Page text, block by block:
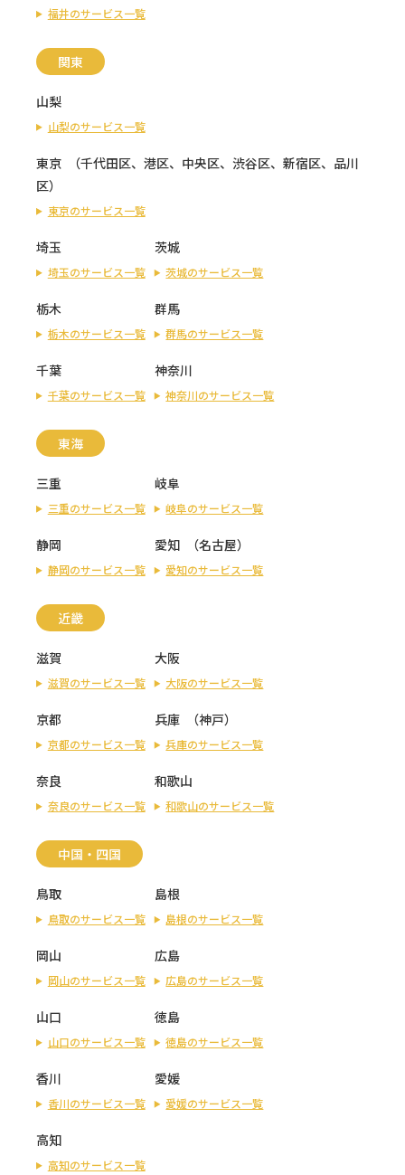
福井のサービス一覧
関東
山梨
山梨のサービス一覧
東京 （千代田区、 港区、 中央区、 渋谷区、 新宿区、 品川
区）
東京のサービス一覧
埼玉
埼玉のサービス一覧
茨城
茨城のサービス一覧
栃木
栃木のサービス一覧
群馬
群馬のサービス一覧
千葉
千葉のサービス一覧
神奈川
神奈川のサービス一覧
東海
三重
三重のサービス一覧
岐阜
岐阜のサービス一覧
静岡
静岡のサービス一覧
愛知 （名古屋）
愛知のサービス一覧
近畿
滋賀
滋賀のサービス一覧
大阪
大阪のサービス一覧
京都
京都のサービス一覧
兵庫 （神戸）
兵庫のサービス一覧
奈良
奈良のサービス一覧
和歌山
和歌山のサービス一覧
中国・四国
鳥取
鳥取のサービス一覧
島根
島根のサービス一覧
岡山
岡山のサービス一覧
広島
広島のサービス一覧
山口
山口のサービス一覧
徳島
徳島のサービス一覧
香川
香川のサービス一覧
愛媛
愛媛のサービス一覧
高知
高知のサービス一覧